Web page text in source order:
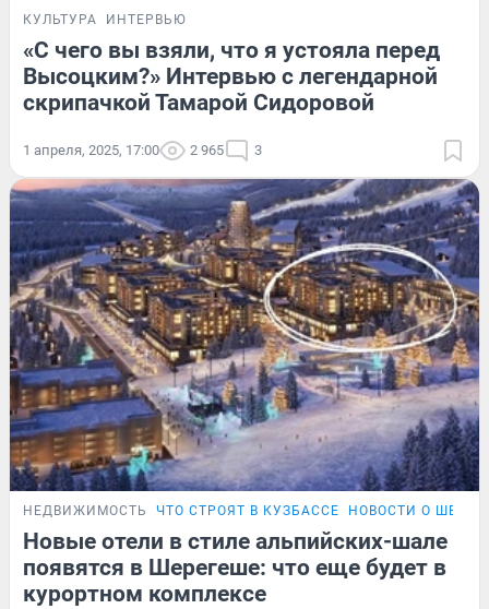
КУЛЬТУРА ИНТЕРВЬЮ
«С чего вы взяли, что я устояла перед
Высоцким?» Интервью с легендарной
скрипачкой Тамарой Сидоровой
1 апреля, 2025, 17:00 2 965 3
НЕДВИЖИМОСТЬ ЧТО СТРОЯТ В КУЗБАССЕ НОВОСТИ О
Новые отели в стиле альпийских-шале
появятся в Шерегеше: что еще будет в
курортном комплексе